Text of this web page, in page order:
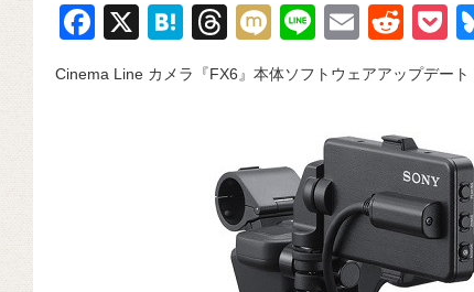
F
c
X
H
at
e
T
e
d
s
M
ixi
Li
e
E
ail
R
e
d
di
t
P
Cinema Line カメラ『FX6』本体ソフトウェアアップデート